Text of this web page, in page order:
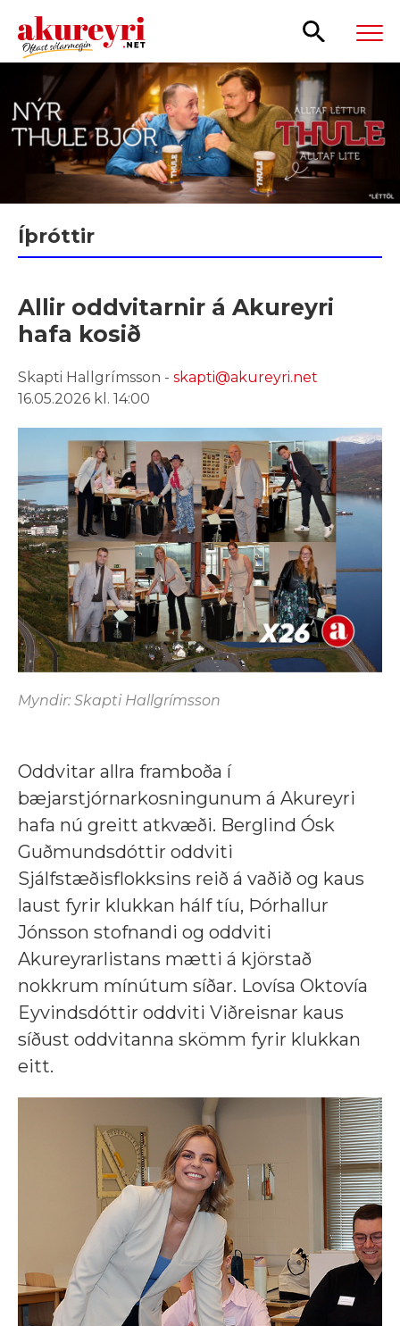
Leita
Íþróttir
Allir oddvitarnir á Akureyri
hafa kosið
Skapti Hallgrímsson - skapti@akureyri.net
16.05.2026 kl. 14:00
Myndir: Skapti Hallgrímsson
Oddvitar allra framboða í
bæjarstjórnarkosningunum á Akureyri
hafa nú greitt atkvæði. Berglind Ósk
Guðmundsdóttir oddviti
Sjálfstæðisflokksins reið á vaðið og kaus
laust fyrir klukkan hálf tíu, Þórhallur
Jónsson stofnandi og oddviti
Akureyrarlistans mætti á kjörstað
nokkrum mínútum síðar. Lovísa Oktovía
Eyvindsdóttir oddviti Viðreisnar kaus
síðust oddvitanna skömm fyrir klukkan
eitt.